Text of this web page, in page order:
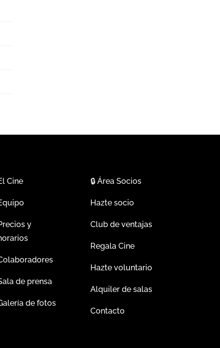
Cine
y
de prensa
de fotos
🔒Área Socios
Hazte socio
Club de ventajas
Regala Cine
Hazte voluntario
Alquiler de salas
Contacto